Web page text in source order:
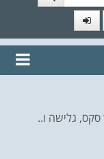
נשמח
סקס, גלישה ו..